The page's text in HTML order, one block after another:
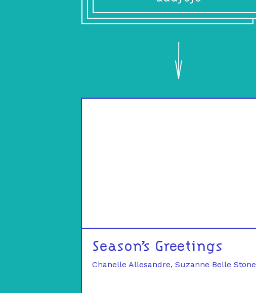
Season’s Greetings
Chanelle Allesandre Suzanne Belle Stone